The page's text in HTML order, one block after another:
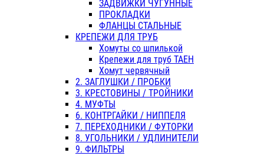
ЗАДВИЖКИ ЧУГУННЫЕ
ПРОКЛАДКИ
ФЛАНЦЫ СТАЛЬНЫЕ
КРЕПЕЖИ ДЛЯ ТРУБ
Хомуты со шпилькой
Крепежи для труб ТАЕН
Хомут червячный
2. ЗАГЛУШКИ / ПРОБКИ
3. КРЕСТОВИНЫ / ТРОЙНИКИ
4. МУФТЫ
6. КОНТРГАЙКИ / НИППЕЛЯ
7. ПЕРЕХОДНИКИ / ФУТОРКИ
8. УГОЛЬНИКИ / УДЛИНИТЕЛИ
9. ФИЛЬТРЫ